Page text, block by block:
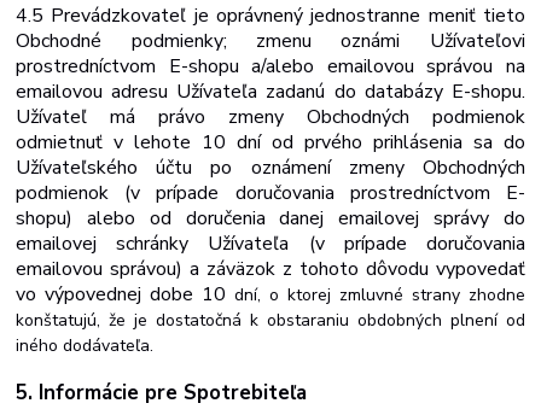
4.5 Prevádzkovateľ je oprávnený jednostranne meniť tieto
Obchodné podmienky; zmenu oznámi Užívateľovi
prostredníctvom E-shopu a/alebo emailovou správou na
emailovou adresu Užívateľa zadanú do databázy E-shopu.
Užívateľ má právo zmeny Obchodných podmienok
odmietnuťvlehote 10 dní od prvého prihlásenia sa do
Užívateľského účtu po oznámení zmeny Obchodných
podmienok (v prípade doručovania prostredníctvom E-
shopu) alebo od doručenia danej emailovej správy do
emailovej schránky Užívateľa (v prípade doručovania
emailovousprávou)a záväzok z tohoto dôvodu vypovedať
vovýpovednejdobe 10 dní, o ktorej zmluvné strany zhodne
konštatujú, že je dostatočná k obstaraniu obdobných plnení od
iného dodávateľa.
5. Informácie pre Spotrebiteľa